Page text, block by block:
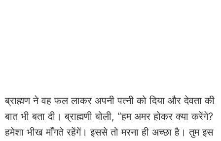
ब्राह्मण ने वह फल लाकर अपनी पत्नी को दिया और देवता की
बात भी बता दी। ब्राह्मणी बोली, “हम अमर होकर क्या करेंगे?
हमेशा भीख माँगते रहेंगें। इससे तो मरना ही अच्छा है। तुम इस